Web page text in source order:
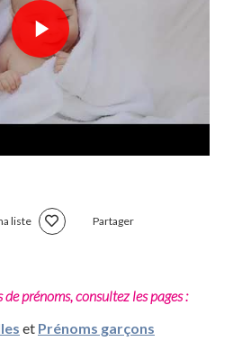
liste Partager
prénoms, consultez les pages :
et Prénoms garçons